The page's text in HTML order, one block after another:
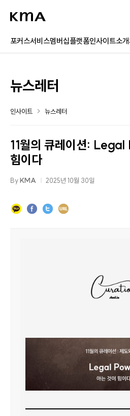
포커스서비스멤버십플랫폼인사이트소개
뉴스레터
인사이트 뉴스레터
11월의 큐레이션:
힘이다
ByKMA 2025년 10월 30일